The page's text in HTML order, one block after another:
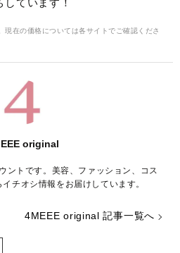
ています！
在の価格については各サイトでご確認くださ
original
ントです。美容、ファッション、コス
チオシ情報をお届けしています。
4MEEE original 記事一覧へ